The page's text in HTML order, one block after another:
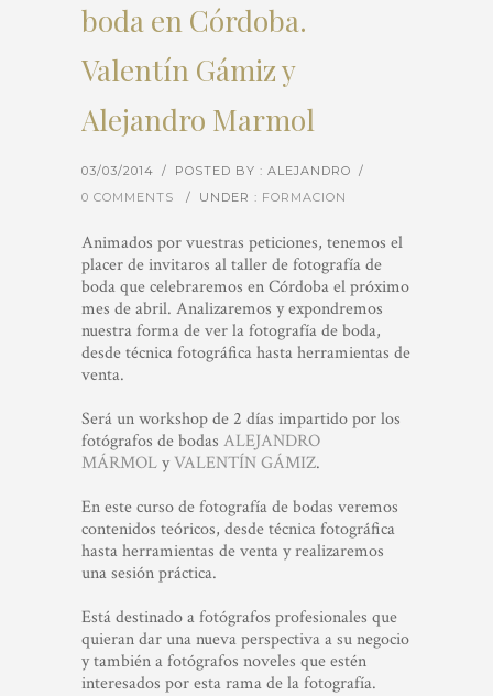
boda en Córdoba.
Valentín Gámiz y
Alejandro Marmol
03/03/2014 / POSTED BY : ALEJANDRO /
0 COMMENTS
/ UNDER : FORMACION
Animados por vuestras peticiones, tenemos el
placer de invitaros al taller de fotografía de
boda que celebraremos en Córdoba el próximo
mes de abril. Analizaremos y expondremos
nuestra forma de ver la fotografía de boda,
desde técnica fotográfica hasta herramientas de
venta.
Será un workshop de 2 días impartido por los
fotógrafos de bodas ALEJANDRO
MÁRMOLyVALENTÍN GÁMIZ.
En este curso de fotografía de bodas veremos
contenidos teóricos, desde técnica fotográfica
hasta herramientas de venta y realizaremos
una sesión práctica.
Está destinado a fotógrafos profesionales que
quieran dar una nueva perspectiva a su negocio
y también a fotógrafos noveles que estén
interesados por esta rama de la fotografía.